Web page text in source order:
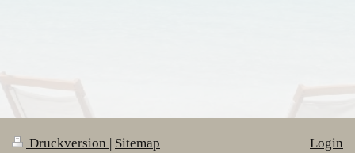
Druckversion | Sitemap
Login